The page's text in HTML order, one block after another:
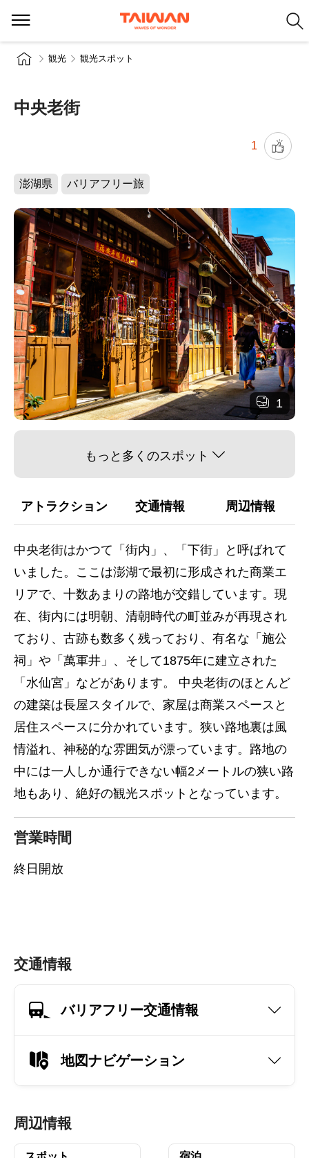
観光 観光スポット
中央老街
1
澎湖県 バリアフリー旅
1
もっと多くのスポット
アトラクション 交通情報 周辺情報
中央老街はかつて「街内」、「下街」と呼ばれて
いました。ここは澎湖で最初に形成された商業エ
リアで、十数あまりの路地が交錯しています。現
在、街内には明朝、清朝時代の町並みが再現され
ており、古跡も数多く残っており、有名な「施公
祠」や「萬軍井」、そして1875年に建立された
「水仙宮」などがあります。 中央老街のほとんど
の建築は長屋スタイルで、家屋は商業スペースと
居住スペースに分かれています。狭い路地裏は風
情溢れ、神秘的な雰囲気が漂っています。路地の
中には一人しか通行できない幅2メートルの狭い路
地もあり、絶好の観光スポットとなっています。
営業時間
終日開放
交通情報
バリアフリー交通情報
地図ナビゲーション
周辺情報